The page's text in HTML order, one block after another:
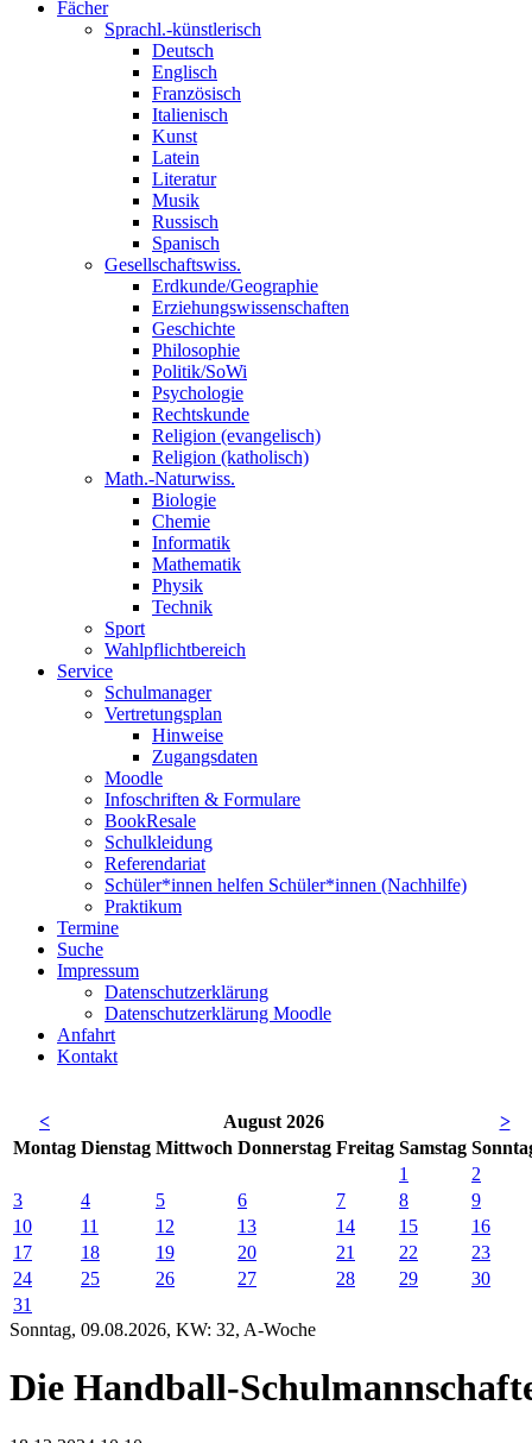
Fächer
Sprachl.-künstlerisch
Deutsch
Englisch
Französisch
Italienisch
Kunst
Latein
Literatur
Musik
Russisch
Spanisch
Gesellschaftswiss.
Erdkunde/Geographie
Erziehungswissenschaften
Geschichte
Philosophie
Politik/SoWi
Psychologie
Rechtskunde
Religion (evangelisch)
Religion (katholisch)
Math.-Naturwiss.
Biologie
Chemie
Informatik
Mathematik
Physik
Technik
Sport
Wahlpflichtbereich
Service
Schulmanager
Vertretungsplan
Hinweise
Zugangsdaten
Moodle
Infoschriften & Formulare
BookResale
Schulkleidung
Referendariat
Schüler*innen helfen Schüler*innen (Nachhilfe)
Praktikum
Termine
Suche
Impressum
Datenschutzerklärung
Datenschutzerklärung Moodle
Anfahrt
Kontakt
< August 2026
>
Montag Dienstag Mittwoch Donnerstag Freitag Samstag So
1
2
3
4 5 6 7 8
9
10
11 12 13 14 15
16
17
18 19 20 21 22
23
24
25 26 27 28 29
30
31
Sonntag, 09.08.2026, KW: 32, A-Woche
Die Handball-